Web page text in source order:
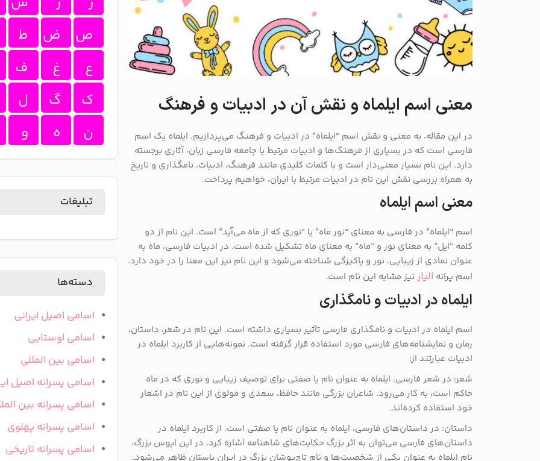
معنی اسم ایلماه و نقش آن در ادبیات و فرهنگ
در این مقاله، به معنی و نقش اسم “ایلماه” در ادبیات و فرهنگ می‌پردازیم. ایلماه یک اسم
فارسی است که در بسیاری از فرهنگ‌ها و ادبیات مرتبط با جامعه فارسی زبان، آثاری برجسته
دارد. این نام بسیار معنی‌دار است و با کلمات کلیدی مانند فرهنگ، ادبیات، نامگذاری و تاریخ
به همراه بررسی نقش این نام در ادبیات مرتبط با ایران، خواهیم پرداخت.
معنی اسم ایلماه
اسم “ایلماه” در فارسی به معنای “نور ماه” یا “نوری که از ماه می‌آید” است. این نام از دو
کلمه “ایل” به معنای نور و “ماه” به معنای ماه تشکیل شده است. در ادبیات فارسی، ماه به
عنوان نمادی از زیبایی، نور و پاکیزگی شناخته می‌شود و این نام نیز این معنا را در خود دارد.
اسم پرانه الیار نیز مشابه این نام است.
ایلماه در ادبیات و نامگذاری
اسم ایلماه در ادبیات و نامگذاری فارسی تأثیر بسیاری داشته است. این نام در شعر، داستان،
رمان و نمایشنامه‌های فارسی مورد استفاده قرار گرفته است. نمونه‌هایی از کاربرد ایلماه در
ادبیات عبارتند از:
شعر: در شعر فارسی، ایلماه به عنوان نام یا صفتی برای توصیف زیبایی و نوری که در ماه
حاکم است، به کار می‌رود. شاعران بزرگی مانند حافظ، سعدی و مولوی از این نام در اشعار
خود استفاده کرده‌اند.
داستان: در داستان‌های فارسی، ایلماه به عنوان نام یا صفتی است. از کاربرد ایلماه در
داستان‌های فارسی می‌توان به اثر بزرگ حکایت‌های شاهنامه اشاره کرد. در این اپوس بزرگ،
نام ایلماه به عنوان یکی از شخصیت‌ها و نام تاج‌پوشان بزرگ در ایران باستان ظاهر می‌شود.
ص
ض
ط
ع
غ
ف
ک
گ
ل
ن
ه و
تبلیغات
دسته‌ها
اسامی اصیل ایرانی
اسامی اوستایی
اسامی بین المللی
اسامی پسرانه اصیل
اسامی پسرانه بین
اسامی پسرانه پهلوی
اسامی پسرانه تاریخی